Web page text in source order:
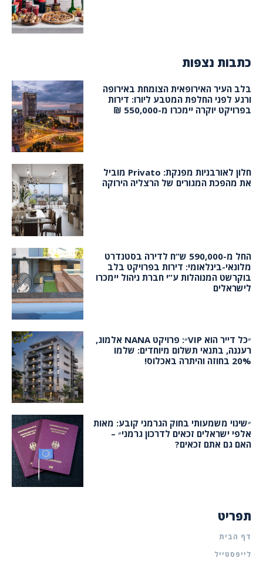
כתבות נצפות
בלב העיר האירופאית הצומחת באירופה
ורגע לפני החלפת המטבע ליורו: דירות
בפרויקט יוקרה יימכרו מ-550,000 ₪
חלון לאורבניות מפנקת: Privato מוביל
את מהפכת המגורים של הרצליה הירוקה
החל מ-590,000 ש”ח לדירה בסטנדרט
מלונאי-בינלאומי: דירות בפרויקט בלב
בוקרשט המנוהלות ע”י חברת ניהול יימכרו
לישראלים
״כל דייר הוא VIP״: פרויקט NANA אלמוג,
רעננה, בתנאי תשלום מיוחדים: שלמו
20% בחוזה והיתרה באכלוס!
״שינוי משמעותי בחוק הגרמני קובע: מאות
אלפי ישראלים זכאים לדרכון גרמני״ –
האם גם אתם זכאים?
תפריט
דף הבית
לייפסטייל